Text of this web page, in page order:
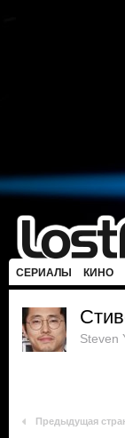
СЕРИАЛЫ КИНО
Steven
Предыдущая